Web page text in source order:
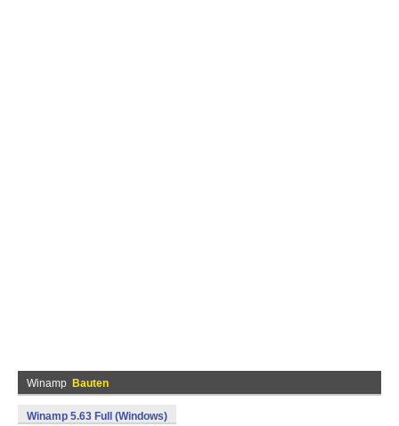
Winamp Bauten
Winamp 5.63 Full (Windows)